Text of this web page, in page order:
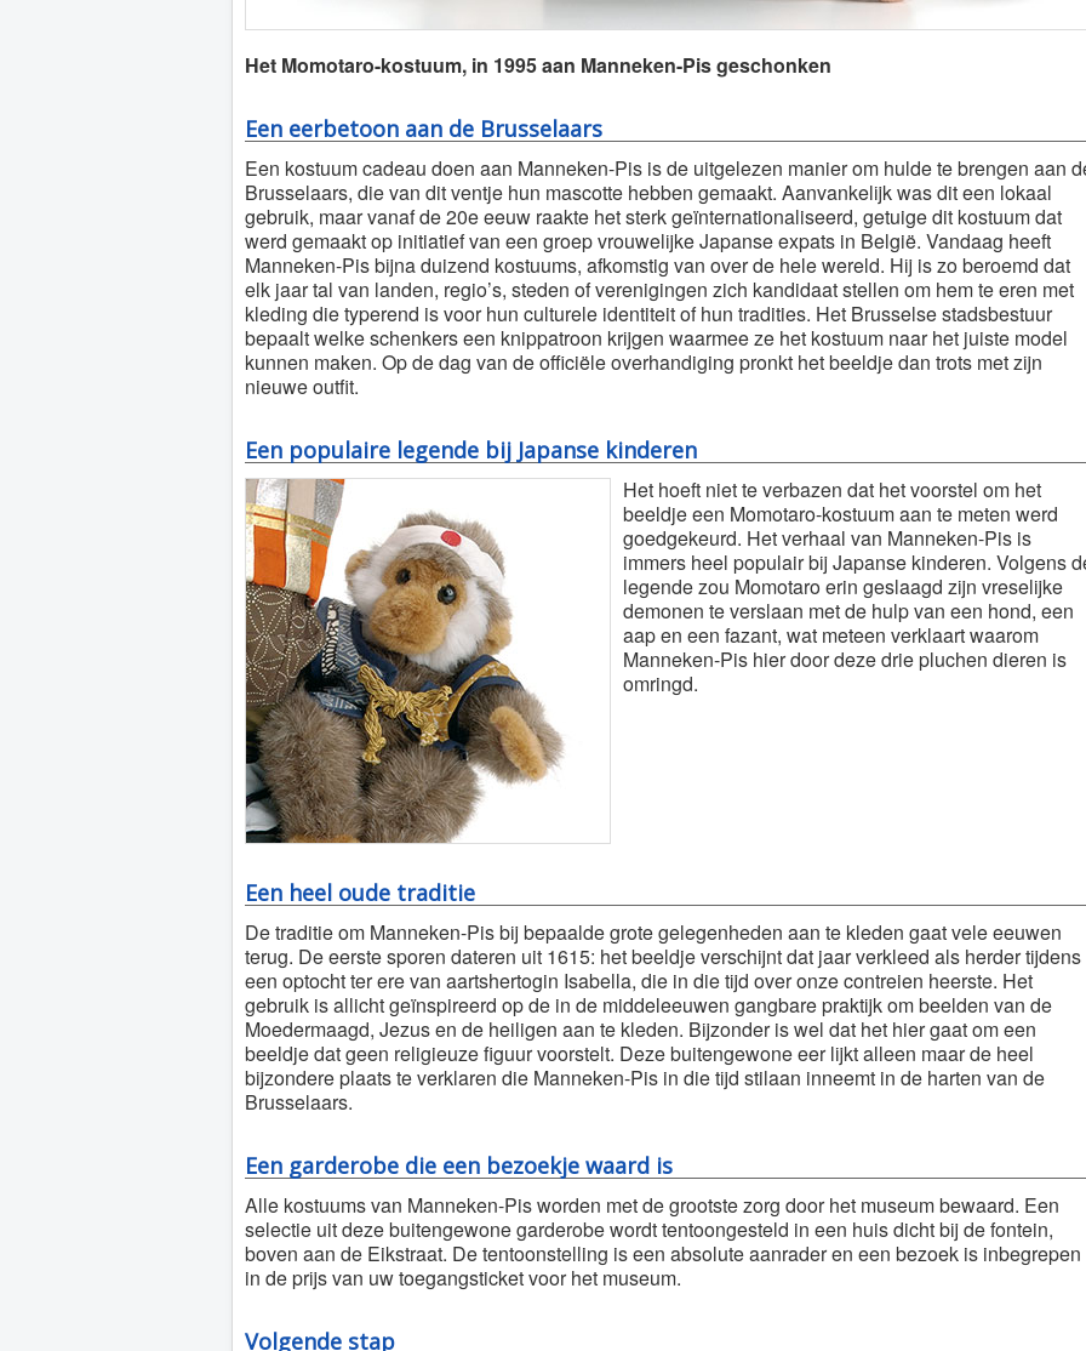
Het Momotaro-kostuum, in 1995 aan Manneken-Pis geschonken
Een eerbetoon aan de Brusselaars
Een kostuum cadeau doen aan Manneken-Pis is de uitgelezen manier om hulde te brengen aan
Brusselaars, die van dit ventje hun mascotte hebben gemaakt. Aanvankelijk was dit een lokaal
gebruik, maar vanaf de 20e eeuw raakte het sterk geïnternationaliseerd, getuige dit kostuum dat
werd gemaakt op initiatief van een groep vrouwelijke Japanse expats in België. Vandaag heeft
Manneken-Pis bijna duizend kostuums, afkomstig van over de hele wereld. Hij is zo beroemd dat
elk jaar tal van landen, regio’s, steden of verenigingen zich kandidaat stellen om hem te eren met
kleding die typerend is voor hun culturele identiteit of hun tradities. Het Brusselse stadsbestuur
bepaalt welke schenkers een knippatroon krijgen waarmee ze het kostuum naar het juiste model
kunnen maken. Op de dag van de officiële overhandiging pronkt het beeldje dan trots met zijn
nieuwe outfit.
Een populaire legende bij Japanse kinderen
Het hoeft niet te verbazen dat het voorstel om het
beeldje een Momotaro-kostuum aan te meten werd
goedgekeurd. Het verhaal van Manneken-Pis is
immers heel populair bij Japanse kinderen. Volgens
legende zou Momotaro erin geslaagd zijn vreselijke
demonen te verslaan met de hulp van een hond, een
aap en een fazant, wat meteen verklaart waarom
Manneken-Pis hier door deze drie pluchen dieren is
omringd.
Een heel oude traditie
De traditie om Manneken-Pis bij bepaalde grote gelegenheden aan te kleden gaat vele eeuwen
terug. De eerste sporen dateren uit 1615: het beeldje verschijnt dat jaar verkleed als herder tijdens
een optocht ter ere van aartshertogin Isabella, die in die tijd over onze contreien heerste. Het
gebruik is allicht geïnspireerd op de in de middeleeuwen gangbare praktijk om beelden van de
Moedermaagd, Jezus en de heiligen aan te kleden. Bijzonder is wel dat het hier gaat om een
beeldje dat geen religieuze figuur voorstelt. Deze buitengewone eer lijkt alleen maar de heel
bijzondere plaats te verklaren die Manneken-Pis in die tijd stilaan inneemt in de harten van de
Brusselaars.
Een garderobe die een bezoekje waard is
Alle kostuums van Manneken-Pis worden met de grootste zorg door het museum bewaard. Een
selectie uit deze buitengewone garderobe wordt tentoongesteld in een huis dicht bij de fontein,
boven aan de Eikstraat. De tentoonstelling is een absolute aanrader en een bezoek is inbegrepen
in de prijs van uw toegangsticket voor het museum.
Volgende stap